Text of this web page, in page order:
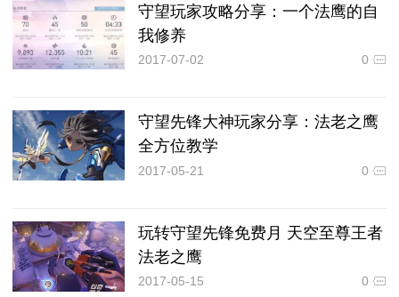
守望玩家攻略分享：一个法鹰的自
我修养
2017-07-02 0
守望先锋大神玩家分享：法老之鹰
全方位教学
2017-05-21 0
玩转守望先锋免费月 天空至尊王者
法老之鹰
2017-05-15 0